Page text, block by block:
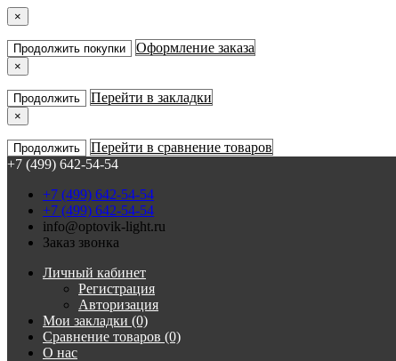
×
Продолжить покупки Оформление заказа
×
Продолжить Перейти в закладки
×
Продолжить
Перейти в сравнение товаров
+7 (499) 642-54-54
+7 (499) 642-54-54
+7 (499) 642-54-54
info@optovik-light.ru
Заказ звонка
Личный кабинет
Регистрация
Авторизация
Мои закладки (0)
Сравнение товаров (0)
О нас